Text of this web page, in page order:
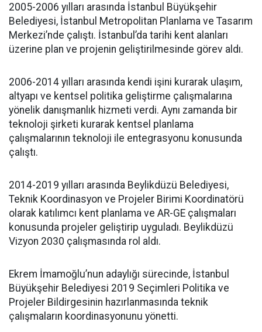
2005-2006 yılları arasında İstanbul Büyükşehir
Belediyesi, İstanbul Metropolitan Planlama ve Tasarım
Merkezi’nde çalıştı. İstanbul’da tarihi kent alanları
üzerine plan ve projenin geliştirilmesinde görev aldı.
2006-2014 yılları arasında kendi işini kurarak ulaşım,
altyapı ve kentsel politika geliştirme çalışmalarına
yönelik danışmanlık hizmeti verdi. Aynı zamanda bir
teknoloji şirketi kurarak kentsel planlama
çalışmalarının teknoloji ile entegrasyonu konusunda
çalıştı.
2014-2019 yılları arasında Beylikdüzü Belediyesi,
Teknik Koordinasyon ve Projeler Birimi Koordinatörü
olarak katılımcı kent planlama ve AR-GE çalışmaları
konusunda projeler geliştirip uyguladı. Beylikdüzü
Vizyon 2030 çalışmasında rol aldı.
Ekrem İmamoğlu’nun adaylığı sürecinde, İstanbul
Büyükşehir Belediyesi 2019 Seçimleri Politika ve
Projeler Bildirgesinin hazırlanmasında teknik
çalışmaların koordinasyonunu yönetti.